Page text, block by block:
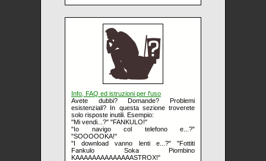
Info, FAQ ed istruzioni per l'uso
Avete dubbi? Domande? Problemi
esistenziali? In questa sezione troverete
solo risposte inutili. Esempio:
"Mi vendi...?" "FANKULO!"
"Io navigo col telefono e...?"
"SOOOOOKA!"
"I download vanno lenti e...?" "Fottiti
Fankulo Soka Piombino
KAAAAAAAAAAAAAASTROX!"